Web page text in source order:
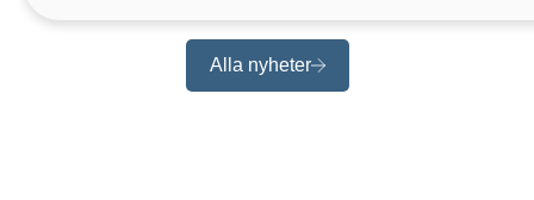
Alla nyheter